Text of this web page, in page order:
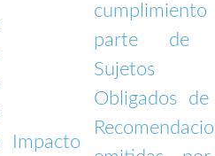
Impacto
cumplimiento
parte de
Sujetos
Obligados